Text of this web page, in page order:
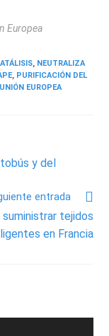
Europea
NEUTRALIZA
, PURIFICACIÓN DEL
UNIÓN EUROPEA
y del
entrada
suministrar tejidos
en Francia